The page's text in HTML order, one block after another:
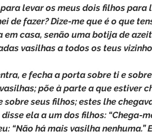
levar os meus dois filhos para
de fazer? Dize-me que é o que
em casa, senão uma botija de
vasilhas a todos os teus
e fecha a porta sobre ti e
põe à parte a que estiver
sobre seus filhos; estes lhe
ela a um dos filhos: “Chega-
“Não há mais vasilha